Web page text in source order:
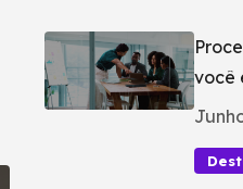
você